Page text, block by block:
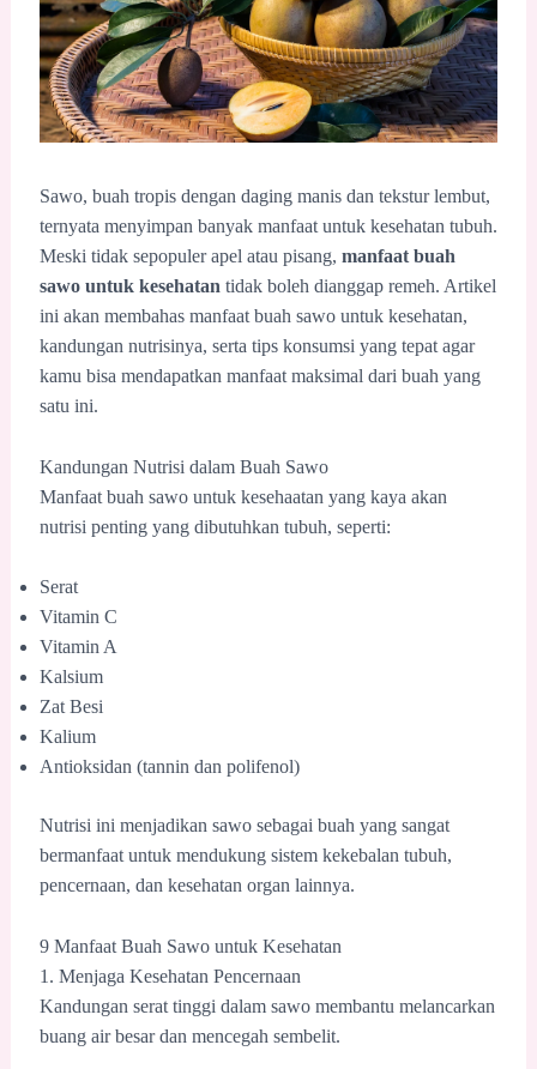
Sawo, buah tropis dengan daging manis dan tekstur lembut,
ternyata menyimpan banyak manfaat untuk kesehatan tubuh.
Meski tidak sepopuler apel atau pisang, manfaat buah
sawo untuk kesehatan tidak boleh dianggap remeh. Artikel
ini akan membahas manfaat buah sawo untuk kesehatan,
kandungan nutrisinya, serta tips konsumsi yang tepat agar
kamu bisa mendapatkan manfaat maksimal dari buah yang
satu ini.
Kandungan Nutrisi dalam Buah Sawo
Manfaat buah sawo untuk kesehaatan yang kaya akan
nutrisi penting yang dibutuhkan tubuh, seperti:
Serat
Vitamin C
Vitamin A
Kalsium
Zat Besi
Kalium
Antioksidan (tannin dan polifenol)
Nutrisi ini menjadikan sawo sebagai buah yang sangat
bermanfaat untuk mendukung sistem kekebalan tubuh,
pencernaan, dan kesehatan organ lainnya.
9 Manfaat Buah Sawo untuk Kesehatan
1. Menjaga Kesehatan Pencernaan
Kandungan serat tinggi dalam sawo membantu melancarkan
buang air besar dan mencegah sembelit.